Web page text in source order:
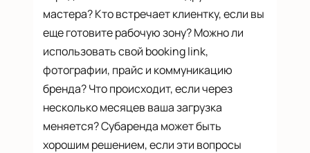
мастера? Кто встречает клиентку, если вы
еще готовите рабочую зону? Можно ли
использовать свой booking link,
фотографии, прайс и коммуникацию
бренда? Что происходит, если через
несколько месяцев ваша загрузка
меняется? Субаренда может быть
хорошим решением, если эти вопросы